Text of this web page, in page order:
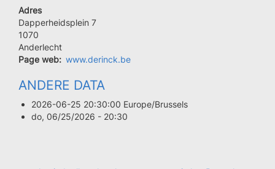
Adres
Dapperheidsplein 7
Code
postal
1070
Ville
Anderlecht
Page web
www.derinck.be
ANDERE DATA
2026-06-25 20:30:00 Europe/Brussels
do, 06/25/2026 - 20:30